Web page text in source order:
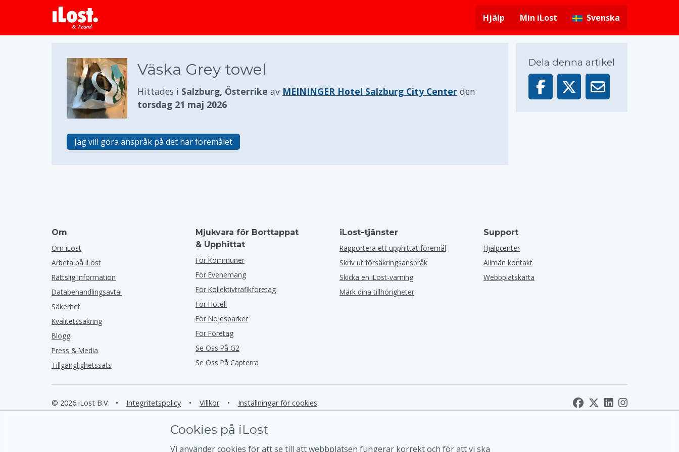
Hjälp
Min iLost Svenska
Väska Grey towel
Hittades i Salzburg, Österrike av MEININGER Hotel Salzburg City Center den
torsdag 21 maj 2026
Jag vill göra anspråk på det här föremålet
Dela denna artikel
Om
Om iLost
Arbeta på iLost
Rättslig information
Databehandlingsavtal
Säkerhet
Kvalitetssäkring
Blogg
Press & Media
Tillgänglighetssats
Mjukvara för Borttappat
& Upphittat
För Kommuner
För Evenemang
För Kollektivtrafikföretag
För Hotell
För Nöjesparker
För Företag
Se Oss På G2
Se Oss På Capterra
iLost-tjänster
Rapportera ett upphittat föremål
Skriv ut försäkringsanspråk
Skicka en iLost-varning
Märk dina tillhörigheter
Support
Hjälpcenter
Allmän kontakt
Webbplatskarta
© 2026 iLost B.V. • Integritetspolicy • Villkor • Inställningar för cookies
Cookies på iLost
Vi använder cookies för att se till att webbplatsen fungerar korrekt och för att vi ska